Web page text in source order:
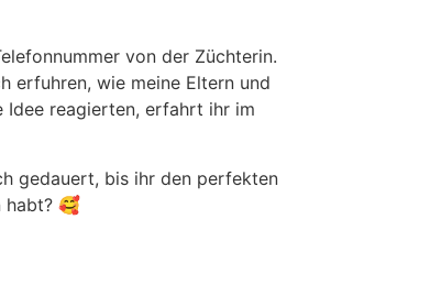
von der Züchterin.
erfuhren, wie meine Eltern und
Idee reagierten, erfahrt ihr im
gedauert, bis ihr den perfekten
habt? 🥰